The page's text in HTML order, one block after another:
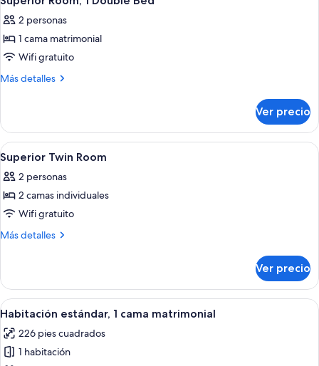
Bed
todas
las
fotos
de
Superior
Double
Bed
2 personas
1 cama matrimonial
Wifi gratuito
Más detalles
Más
Room,
Double
Bed
Ver precio
Abrir
todas
las
fotos
de
Superior
Un moderno vestíbulo de hotel con
7
Superior Twin Room
2 personas
2 camas individuales
Wifi gratuito
Más detalles
Más
Twin
Room
Ver precio
Abrir
todas
las
fotos
Habitación de hotel con una cama
8
Habitación estándar, 1 cama matrimonial
226 pies cuadrados
1 habitación